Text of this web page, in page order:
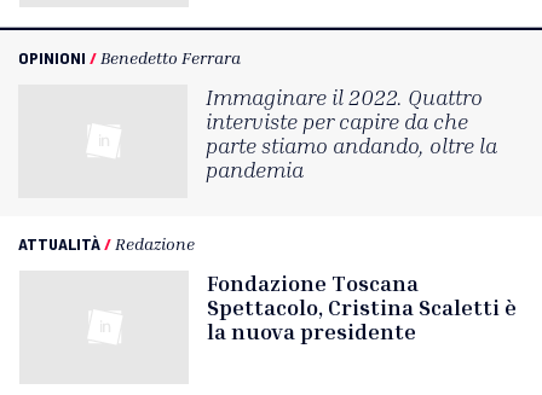
OPINIONI / Benedetto Ferrara
Immaginare il 2022. Quattro
interviste per capire da che
parte stiamo andando, oltre la
pandemia
ATTUALITÀ/ Redazione
Fondazione Toscana
Spettacolo, Cristina Scaletti è
la nuova presidente